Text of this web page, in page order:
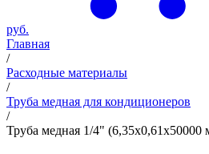
руб.
Главная
/
Расходные материалы
/
Труба медная для кондиционеров
/
Труба медная 1/4" (6,35х0,61х50000